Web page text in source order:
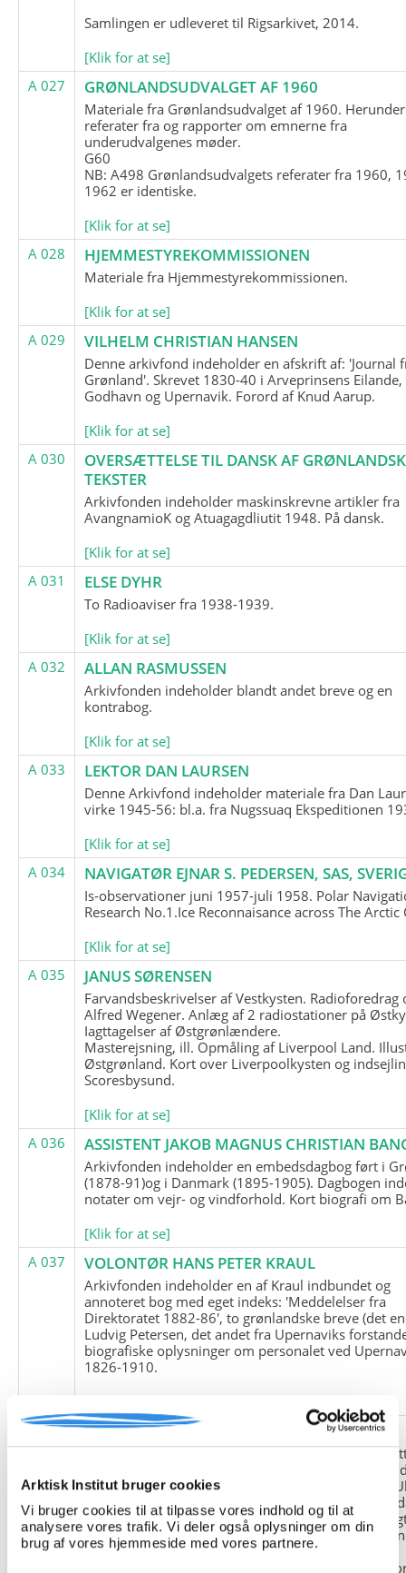
Arktisk Institut bruger cookies
Vi bruger cookies til at tilpasse vores indhold og til at
analysere vores trafik. Vi deler også oplysninger om din
brug af vores hjemmeside med vores partnere.
Samlingen er udleveret til Rigsarkivet, 2014.
[Klik for at se]
A 027
GRØNLANDSUDVALGET AF 1960
Materiale fra Grønlandsudvalget af 1960. Herunder
referater fra og rapporter om emnerne fra
underudvalgenes møder.
G60
NB: A498 Grønlandsudvalgets referater fra 1960,
1962 er identiske.
[Klik for at se]
A 028
HJEMMESTYREKOMMISSIONEN
Materiale fra Hjemmestyrekommissionen.
[Klik for at se]
A 029
VILHELM CHRISTIAN HANSEN
Denne arkivfond indeholder en afskrift af: 'Journal
Grønland'. Skrevet 1830-40 i Arveprinsens Eilande,
Godhavn og Upernavik. Forord af Knud Aarup.
[Klik for at se]
A 030
OVERSÆTTELSE TIL DANSK AF
TEKSTER
Arkivfonden indeholder maskinskrevne artikler fra
AvangnamioK og Atuagagdliutit 1948. På dansk.
[Klik for at se]
A 031
ELSE DYHR
To Radioaviser fra 1938-1939.
[Klik for at se]
A 032
ALLAN RASMUSSEN
Arkivfonden indeholder blandt andet breve og en
kontrabog.
[Klik for at se]
A 033
LEKTOR DAN LAURSEN
Denne Arkivfond indeholder materiale fra Dan
virke 1945-56: bl.a. fra Nugssuaq Ekspeditionen
[Klik for at se]
A 034
NAVIGATØR EJNAR S. PEDERSEN, SAS,
Is-observationer juni 1957-juli 1958. Polar
Research No.1.Ice Reconnaisance across The Arctic
[Klik for at se]
A 035
JANUS SØRENSEN
Farvandsbeskrivelser af Vestkysten. Radioforedrag
Alfred Wegener. Anlæg af 2 radiostationer på
Iagttagelser af Østgrønlændere.
Masterejsning, ill. Opmåling af Liverpool Land.
Østgrønland. Kort over Liverpoolkysten og
Scoresbysund.
[Klik for at se]
A 036
ASSISTENT JAKOB MAGNUS CHRISTIAN
Arkivfonden indeholder en embedsdagbog ført i
(1878-91)og i Danmark (1895-1905). Dagbogen
notater om vejr- og vindforhold. Kort biografi om
[Klik for at se]
A 037
VOLONTØR HANS PETER KRAUL
Arkivfonden indeholder en af Kraul indbundet og
annoteret bog med eget indeks: 'Meddelelser fra
Direktoratet 1882-86', to grønlandske breve (det
Ludvig Petersen, det andet fra Upernaviks
biografiske oplysninger om personalet ved
1826-1910.
A 038
FRIEDRICH LITTMANN
Denne arkivfond indeholder en kopi af Friedrich
upublicerede erindringer. Originalen befinder sig i
tyske historiker Franz Selingers privatarkiv i byen
Tyskland. Friedrich Littmann var en af de tyske
der var med i vejrstationen "Holzauge" i Hansa
Nordøstgrønland under Anden Verdenskrig.
"Holzauge" blev opdaget af Nordøstgrønlands
Slædepatrulje med Eli Knudsen som medlem og